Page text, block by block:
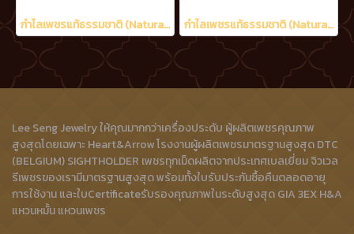
กำไลเพชรแท้ธรรมชาติ (Natural Diamonds) 1.75 Ct. กำไลเพชรแท้ธรรมชาติ (Natural Diamonds) 1.20 Ct.
Lee Seng Jewelry ให้คุณมากกว่าเครื่องประดับ ผู้ผลิตเพชรคุณภาพ
สูงสุดโดยเฉพาะ Heart&Arrow โรงงานผู้ผลิตเพชรมาตรฐานสูงสุด DTC
(BELGIUM) SIGHTHOLDER เพชรทุกเม็ดผลิตจากประเทศเบลเยี่ยม จิวเวล
รีเพชรของเรามีมาตรฐานสูงสุด พร้อมทั้งใบรับประกันซื้อคืนตลอดอายุ
การใช้งาน และใบCertificateรับรองคุณภาพในระดับสูงสุด GIA 3EX H&A
แหวนหมั้น แหวนเพชร